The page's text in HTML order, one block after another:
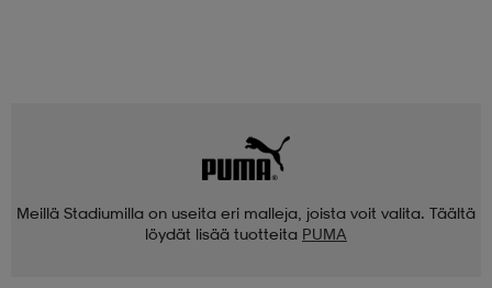
Meillä Stadiumilla on useita eri malleja, joista voit valita. Täältä
löydät lisää tuotteita PUMA